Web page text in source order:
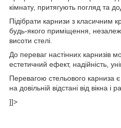
кімнату, притягують погляд та
Підібрати карнизи з класичним
будь-якого приміщення,
висоти стелі.
До переваг настінних карнизів
естетичний ефект, надійність,
Перевагою стельового карниза
на довільній відстані від вікна і
]]>